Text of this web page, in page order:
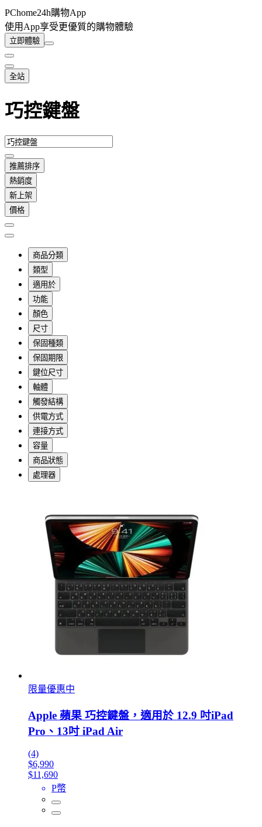
PChome24h購物App
使用App享受更優質的購物體驗
立即體驗
全站
巧控鍵盤
推薦排序
熱銷度
新上架
價格
商品分類
類型
適用於
功能
顏色
尺寸
保固種類
保固期限
鍵位尺寸
軸體
觸發結構
供電方式
連接方式
容量
商品狀態
處理器
限量優惠中
Apple 蘋果 巧控鍵盤，適用於 12.9 吋iPad
Pro、13吋 iPad Air
(4)
$6,990
$11,690
P幣